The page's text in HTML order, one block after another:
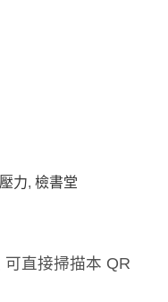
力, 檢書堂
直接掃描本 QR